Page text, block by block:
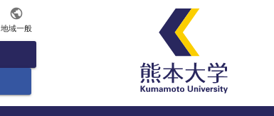
public
地域一般